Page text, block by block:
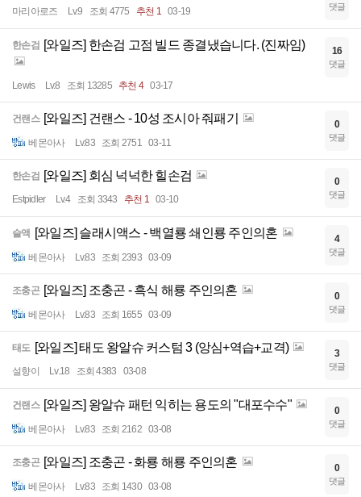
마리아로즈 Lv.9 조회 4775 추천 1 03-19 댓글
한손검 [와일즈] 한손검 고점 빌드 종결냈습니다. (진짜임)
Lewis Lv.8 조회 13285 추천 4 03-17
16
댓글
건랜스 [와일즈] 건랜스 - 10성 조시아 줘패기
베몬아사 Lv.83 조회 2751 03-11
0
댓글
한손검 [와일즈] 회심 넉넉한 힐손검
Estpidler Lv.4 조회 3343 추천 1 03-10
0
댓글
슬액 [와일즈] 슬래시액스 - 백열룡 쇄인룡 주인의혼
베몬아사 Lv.83 조회 2393 03-09
4
댓글
조충곤 [와일즈] 조충곤 - 흑식 해룡 주인의혼
베몬아사 Lv.83 조회 1655 03-09
0
댓글
태도 [와일즈] 태도 왕알슈 커스텀 3 (앙심+역습+교격)
설향이 Lv.18 조회 4383 03-08
3
댓글
건랜스 [와일즈] 왕알슈 패턴 익히는 용도의 "대포수수"
베몬아사 Lv.83 조회 2162 03-08
0
댓글
조충곤 [와일즈] 조충곤 - 화룡 해룡 주인의혼
베몬아사 Lv.83 조회 1430 03-08
0
댓글